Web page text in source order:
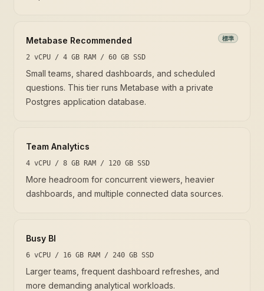
Metabase Recommended 標準
2 vCPU / 4 GB RAM / 60 GB SSD
Small teams, shared dashboards, and scheduled
questions. This tier runs Metabase with a private
Postgres application database.
Team Analytics
4 vCPU / 8 GB RAM / 120 GB SSD
More headroom for concurrent viewers, heavier
dashboards, and multiple connected data sources.
Busy BI
6 vCPU / 16 GB RAM / 240 GB SSD
Larger teams, frequent dashboard refreshes, and
more demanding analytical workloads.